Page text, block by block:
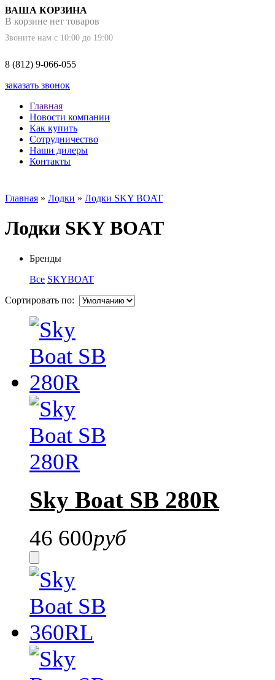
ВАША КОРЗИНА
В корзине нет товаров
Звоните нам с 10:00 до 19:00
8 (812) 9-066-055
заказать звонок
Главная
Новости компании
Как купить
Сотрудничество
Наши дилеры
Контакты
Главная » Лодки » Лодки SKY BOAT
Лодки SKY BOAT
Бренды
Все SKYBOAT
Сортировать по:
Sky Boat SB 280R
46 600руб